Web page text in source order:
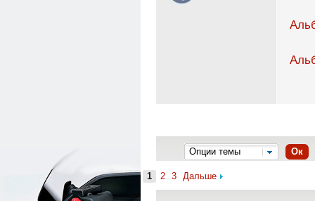
Опции темы Ок
1 2 3 Дальше